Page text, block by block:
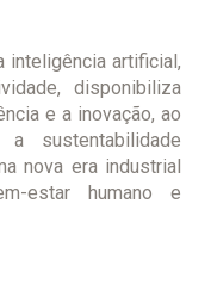
inteligência artificial,
disponibiliza
e a inovação, ao
sustentabilidade
nova era industrial
estar humano e